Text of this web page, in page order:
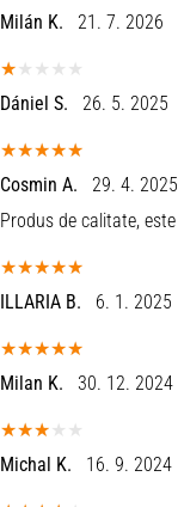
Milán K. 21. 7. 2026
Dániel S. 26. 5. 2025
Cosmin A.
29. 4. 2025
Produs de calitate,
ILLARIA B. 6. 1. 2025
Milan K. 30. 12. 2024
Michal K. 16. 9. 2024